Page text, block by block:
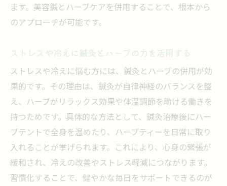
冷え性改善に鍼灸とハーブを活かす方法
冷え性対策に鍼灸とハーブ治療が効果的な
鍼灸とハーブの力で末端まで温めるケアの
コツ
体質に合わせた鍼灸とハーブの冷え性改善
法
鍼灸で巡りを良くしハーブで補う冷え対策
ハーブと鍼灸の組み合わせがもたらす温活
効果
冷え性女性のための鍼灸とハーブの取り入
ます。美容鍼とハーブケアを併用することで、根本から
のアプローチが可能です。
ストレスや冷えに鍼灸とハーブの力を活用する
ストレスや冷えに悩む方には、鍼灸とハーブの併用が効
果的です。その理由は、鍼灸が自律神経のバランスを整
え、ハーブがリラックス効果や体温調節を助ける働きを
持つためです。具体的な方法として、鍼灸治療後にハー
ブテントで全身を温めたり、ハーブティーを日常に取り
入れることが挙げられます。これにより、心身の緊張が
緩和され、冷えの改善やストレス軽減につながります。
習慣化することで、健やかな毎日をサポートできるのが